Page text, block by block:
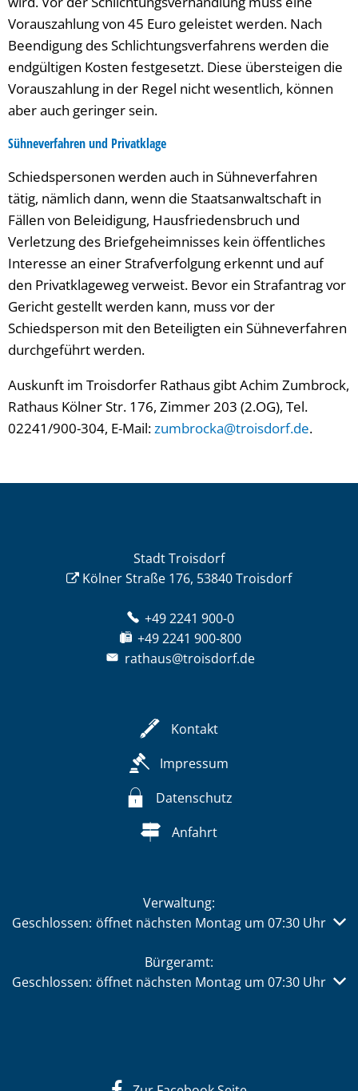
Vorauszahlung von 45 Euro geleistet werden. Nach
Beendigung des Schlichtungsverfahrens werden die
endgültigen Kosten festgesetzt. Diese übersteigen die
Vorauszahlung in der Regel nicht wesentlich, können
aber auch geringer sein.
Sühneverfahren und Privatklage
Schiedspersonen werden auch in Sühneverfahren
tätig, nämlich dann, wenn die Staatsanwaltschaft in
Fällen von Beleidigung, Hausfriedensbruch und
Verletzung des Briefgeheimnisses kein öffentliches
Interesse an einer Strafverfolgung erkennt und auf
den Privatklageweg verweist. Bevor ein Strafantrag vor
Gericht gestellt werden kann, muss vor der
Schiedsperson mit den Beteiligten ein Sühneverfahren
durchgeführt werden.
Auskunft im Troisdorfer Rathaus gibt Achim Zumbrock,
Rathaus Kölner Str. 176, Zimmer 203 (2.OG), Tel.
02241/900-304, E-Mail:zumbrocka@troisdorf.de.
Stadt Troisdorf
Kölner Straße 176, 53840 Troisdorf
+49 2241 900-0
+49 2241 900-800
rathaus@troisdorf.de
Kontakt
Impressum
Datenschutz
Anfahrt
Verwaltung:
Klicken, um weitere Öffnungs- oder Schließzeiten
Geschlossen: öffnet nächsten Montag um 07:30 Uhr
Bürgeramt:
Klicken, um weitere Öffnungs- oder Schließzeiten
Geschlossen: öffnet nächsten Montag um 07:30 Uhr